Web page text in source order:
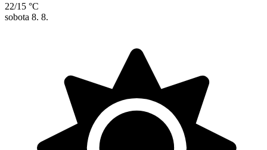
22/15 °C
sobota 8. 8.